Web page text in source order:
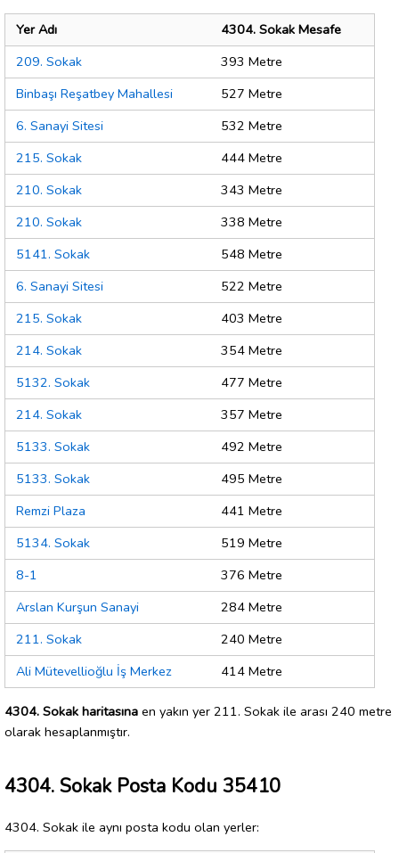
Yer Adı
4304. Sokak Mesafe
209. Sokak
393 Metre
Binbaşı Reşatbey Mahallesi
527 Metre
6. Sanayi Sitesi
532 Metre
215. Sokak
444 Metre
210. Sokak
343 Metre
210. Sokak
338 Metre
5141. Sokak
548 Metre
6. Sanayi Sitesi
522 Metre
215. Sokak
403 Metre
214. Sokak
354 Metre
5132. Sokak
477 Metre
214. Sokak
357 Metre
5133. Sokak
492 Metre
5133. Sokak
495 Metre
Remzi Plaza
441 Metre
5134. Sokak
519 Metre
8-1
376 Metre
Arslan Kurşun Sanayi
284 Metre
211. Sokak
240 Metre
Ali Mütevellioğlu İş Merkez
414 Metre
4304. Sokak haritasına en yakın yer 211. Sokak ile arası 240 metre
olarak hesaplanmıştır.
4304. Sokak Posta Kodu 35410
4304. Sokak ile aynı posta kodu olan yerler: